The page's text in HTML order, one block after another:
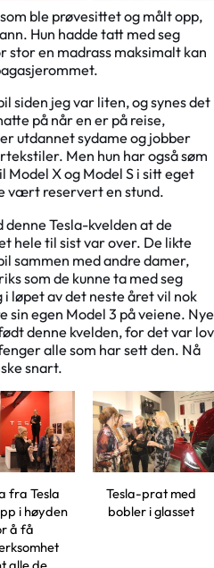
ble prøvesittet og målt opp,
Hun hadde tatt med seg
stor en madrass maksimalt kan
siden jeg var liten, og synes det
på når en er på reise,
utdannet sydame og jobber
Men hun har også søm
Model X og Model S i sitt eget
vært reservert en stund.
Tesla-kvelden at de
hele til sist var over. De likte
sammen med andre damer,
som de kunne ta med seg
løpet av det neste året vil nok
sin egen Model 3 på veiene. Nye
denne kvelden, for det var lov
alle som har sett den. Nå
snart.
fra Tesla
i høyden
å få
Tesla-prat med
bobler i glasset